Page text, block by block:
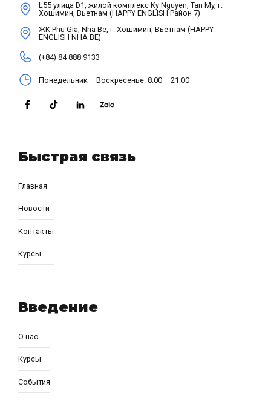
L55 улица D1, жилой комплекс Ky Nguyen, Tan My, г.
Хошимин, Вьетнам (HAPPY ENGLISH Район 7)
ЖК Phu Gia, Nha Be, г. Хошимин, Вьетнам (HAPPY
ENGLISH NHA BE)
(+84) 84 888 9133
Понедельник – Воскресенье: 8:00 – 21:00
Быстрая связь
Главная
Новости
Контакты
Курсы
Введение
О нас
Курсы
События